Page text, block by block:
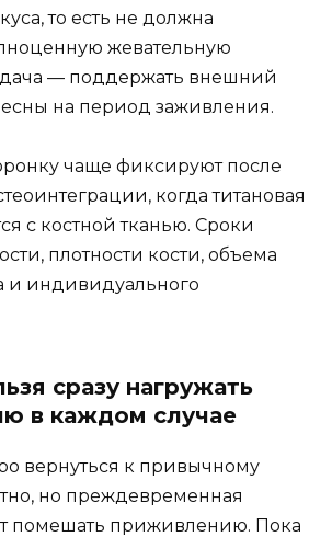
то есть не должна
жевательную
— поддержать внешний
на период заживления.
чаще фиксируют после
когда титановая
с костной тканью. Сроки
плотности кости, объема
и индивидуального
сразу нагружать
в каждом случае
вернуться к привычному
но преждевременная
помешать приживлению. Пока